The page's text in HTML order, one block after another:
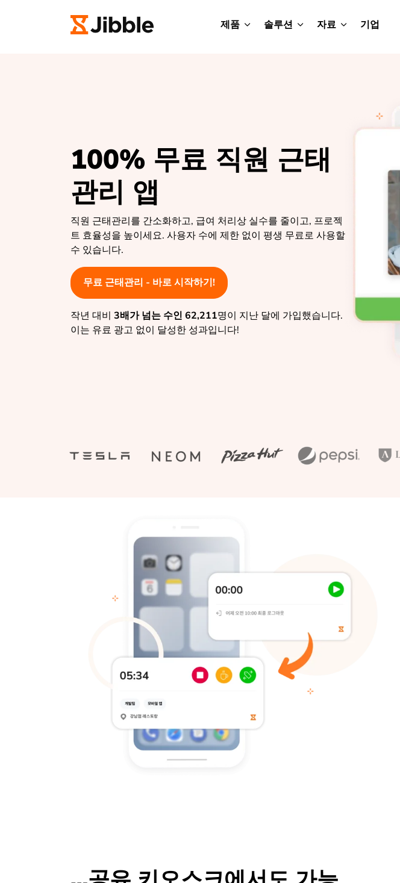
제품 솔루션 자료 기업
100% 무료 직원 근태
관리 앱
직원 근태관리를 간소화하고, 급여 처리상 실수를 줄이고, 프로젝
트 효율성을 높이세요. 사용자 수에 제한 없이 평생 무료로 사용할
수 있습니다.
무료 근태관리 - 바로 시작하기!
작년 대비 3배가 넘는 수인 62,211명이 지난 달에 가입했습니다.
이는 유료 광고 없이 달성한 성과입니다!